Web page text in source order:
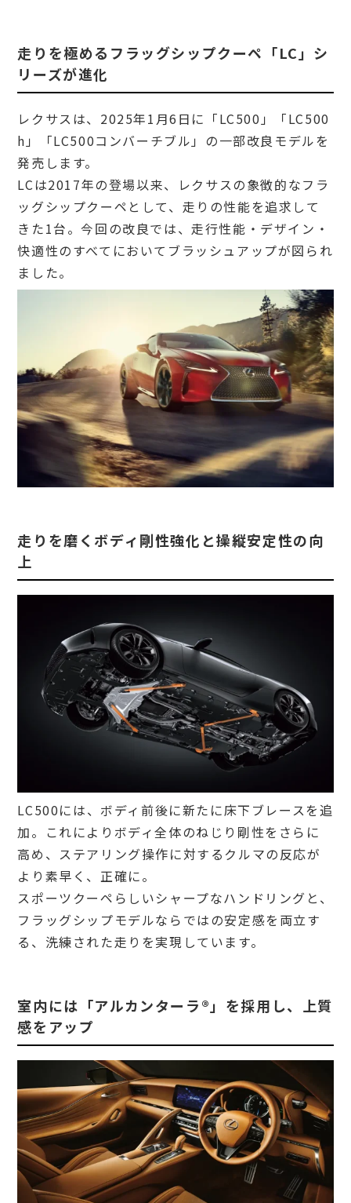
走りを極めるフラッグシップクーペ「LC」シ
リーズが進化
レクサスは、2025年1月6日に「LC500」「LC500
h」「LC500コンバーチブル」の一部改良モデルを
発売します。
LCは2017年の登場以来、レクサスの象徴的なフラ
ッグシップクーペとして、走りの性能を追求して
きた1台。今回の改良では、走行性能・デザイン・
快適性のすべてにおいてブラッシュアップが図られ
ました。
走りを磨くボディ剛性強化と操縦安定性の向
上
LC500には、ボディ前後に新たに床下ブレースを追
加。これによりボディ全体のねじり剛性をさらに
高め、ステアリング操作に対するクルマの反応が
より素早く、正確に。
スポーツクーペらしいシャープなハンドリングと、
フラッグシップモデルならではの安定感を両立す
る、洗練された走りを実現しています。
室内には「アルカンターラ®」を採用し、上質
感をアップ